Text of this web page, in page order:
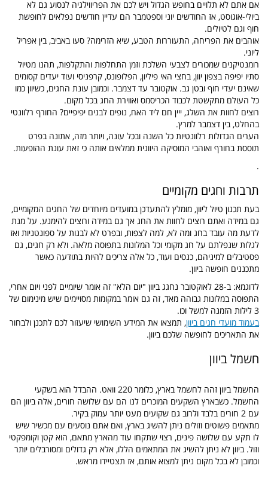
אם אתם לא תלויים בחופש הגדול ויש לכם את הפריווילגיה לנסוע גם לא
ביולי-אוגוסט, אז החודשים יוני וספטמבר הם עדיין חודשים נפלאים לחופשת
חוף וגם לטיולים.
אוהבים את הפריחה, התעוררות הטבע, שיא הזרימה? סעו באביב, בין אפריל
ליוני.
רומנטיקנים שמכורים לצבעי השלכת וזמן התחלפות והתקלפות, תהנו מטיול
סתיו יפיפה בצפון יוון, בחצי האי פיליון, הפלופונס, קרפניסי ועוד יעדים קסומים
שאינם יעדי חוף ובטן גב. אוקטובר עד דצמבר. וכמובן עונת החגים, כשיוון כמו
כל העולם מתקשטת לכבוד הכריסמס ואווירת החג בכל מקום.
רוצים לחוות את השלג, ייין חם ליד האח, נופים לבנים יפיפיים? החורף רלוונטי
בהחלט, בין דצמבר למרץ.
הערים הגדולות רלוונטיות כל השנה ובכל עונה, ויותר מזה, אתונה בפרט
תוססת בחורף ואוהבי המוסיקה היוונית ממלאים אותה כי זאת עונת ההופעות.
.
תרבות וחגים מקומיים
בעת תכנון טיול ליוון, מומלץ להתעדכן במועדים מיוחדים של החגים המקומיים,
גם במידה ואתם רוצים לחוות את החג אך גם במידה ורוצים להימנע. על מנת
לדעת מה עובד בחג ומה לא, למה לצפות, ובפרט לא לבנות על ספונטניות ואז
לגלות שנפלתם על חג מקומי וכל המלונות בתפוסה מלאה. ולא רק חגים, גם
פסטיבלים למיניהם, כנסים ועוד, כל אלה צריכים להיות בתודעה כאשר
מתכננים חופשה ביוון.
לדוגמא: ב-28 לאוקטובר נחגג ביוון "יום הלא" זה אומר שיומיים לפני ויום אחרי,
התפוסה במלונות גבוהה מאד, זה גם אומר במקומות מסויימים שיש מינימום של
3 לילות הזמנה למשל וכו.
בעמוד מועדי חגים ביוון, תמצאו את המידע השימושי שיעזור לכם לתכנן ולבחור
את התאריכים לחופשה שלכם ביוון.
חשמל ביוון
החשמל ביוון זהה לחשמל בארץ, כלומר 220 וואט. ההבדל הוא בשקעי
החשמל. כשבארץ השקעים המוכרים לנו הם עם שלושה חורים, אלה ביוון הם
עם 2 חורים בלבד ולרוב גם שקועים מעט יותר עמוק בקיר.
מתאמים פשוטים וזולים ניתן להשיג בארץ, ואם אתם נוסעים עם מכשיר שיש
לו תקע עם שלושה פינים, רצוי שתקחו עוד מהארץ מתאם, הוא קטן וקומפקטי
וזול. ביוון לא ניתן להשיג את המתאמים הללו, אלא רק גדולים ומסורבלים יותר
וכמובן לא בכל מקום ניתן למצוא אותם, אז תצטיידו מראש.